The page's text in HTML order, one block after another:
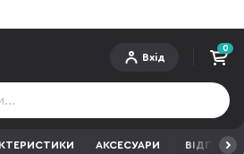
Вхід
0
АКСЕСУАРИ ВІДГУКИ